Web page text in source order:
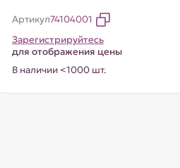
Артикул74104001
Зарегистрируйтесь
для отображения цены
В наличии <1000 шт.